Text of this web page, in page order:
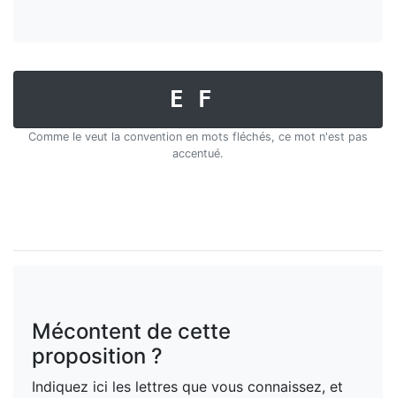
EF
Comme le veut la convention en mots fléchés, ce mot n'est pas
accentué.
Mécontent de cette
proposition ?
Indiquez ici les lettres que vous connaissez, et